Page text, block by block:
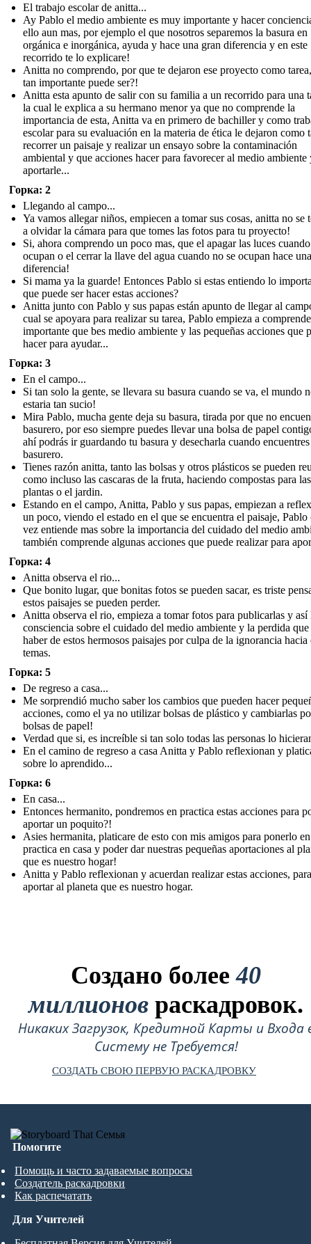
El trabajo escolar de anitta...
Ay Pablo el medio ambiente es muy importante y hacer
ello aun mas, por ejemplo el que nosotros separemos la basura en
orgánica e inorgánica, ayuda y hace una gran diferencia y en este
recorrido te lo explicare!
Anitta no comprendo, por que te dejaron ese proyecto como
tan importante puede ser?!
Anitta esta apunto de salir con su familia a un recorrido para una
la cual le explica a su hermano menor ya que no comprende la
importancia de esta, Anitta va en primero de bachiller y como
escolar para su evaluación en la materia de ética le dejaron como
recorrer un paisaje y realizar un ensayo sobre la contaminación
ambiental y que acciones hacer para favorecer al medio ambiente
aportarle...
Горка: 2
Llegando al campo...
Ya vamos allegar niños, empiecen a tomar sus cosas, anitta no se
a olvidar la cámara para que tomes las fotos para tu proyecto!
Si, ahora comprendo un poco mas, que el apagar las luces
ocupan o el cerrar la llave del agua cuando no se ocupan hace
diferencia!
Si mama ya la guarde! Entonces Pablo si estas entiendo lo
que puede ser hacer estas acciones?
Anitta junto con Pablo y sus papas están apunto de llegar al
cual se apoyara para realizar su tarea, Pablo empieza a
importante que bes medio ambiente y las pequeñas acciones que
hacer para ayudar...
Горка: 3
En el campo...
Si tan solo la gente, se llevara su basura cuando se va, el mundo
estaria tan sucio!
Mira Pablo, mucha gente deja su basura, tirada por que no
basurero, por eso siempre puedes llevar una bolsa de papel
ahí podrás ir guardando tu basura y desecharla cuando
basurero.
Tienes razón anitta, tanto las bolsas y otros plásticos se pueden
como incluso las cascaras de la fruta, haciendo compostas para las
plantas o el jardin.
Estando en el campo, Anitta, Pablo y sus papas, empiezan a
un poco, viendo el estado en el que se encuentra el paisaje, Pablo
vez entiende mas sobre la importancia del cuidado del medio
también comprende algunas acciones que puede realizar para
Горка: 4
Anitta observa el rio...
Que bonito lugar, que bonitas fotos se pueden sacar, es triste
estos paisajes se pueden perder.
Anitta observa el rio, empieza a tomar fotos para publicarlas y así
consciencia sobre el cuidado del medio ambiente y la perdida que
haber de estos hermosos paisajes por culpa de la ignorancia hacia
temas.
Горка: 5
De regreso a casa...
Me sorprendió mucho saber los cambios que pueden hacer
acciones, como el ya no utilizar bolsas de plástico y cambiarlas
bolsas de papel!
Verdad que si, es increíble si tan solo todas las personas lo
En el camino de regreso a casa Anitta y Pablo reflexionan y
sobre lo aprendido...
Горка: 6
En casa...
Entonces hermanito, pondremos en practica estas acciones para
aportar un poquito?!
Asies hermanita, platicare de esto con mis amigos para ponerlo en
practica en casa y poder dar nuestras pequeñas aportaciones al
que es nuestro hogar!
Anitta y Pablo reflexionan y acuerdan realizar estas acciones, para
aportar al planeta que es nuestro hogar.
Создано более40
миллионов раскадровок.
Никаких Загрузок, Кредитной Карты и Входа
Систему не Требуется!
СОЗДАТЬ СВОЮ ПЕРВУЮ РАСКАДРОВКУ
Помогите
Помощь и часто задаваемые вопросы
Создатель раскадровки
Как распечатать
Для Учителей